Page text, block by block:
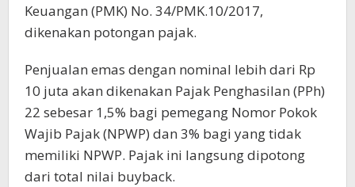
Keuangan (PMK) No. 34/PMK.10/2017,
dikenakan potongan pajak.
Penjualan emas dengan nominal lebih dari Rp
10 juta akan dikenakan Pajak Penghasilan (PPh)
22 sebesar 1,5% bagi pemegang Nomor Pokok
Wajib Pajak (NPWP) dan 3% bagi yang tidak
memiliki NPWP. Pajak ini langsung dipotong
dari total nilai buyback.